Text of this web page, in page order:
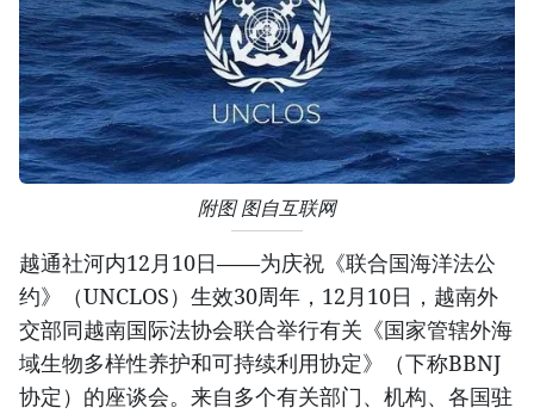
附图 图自互联网
越通社河内12月10日——为庆祝《联合国海洋法公
约》（UNCLOS）生效30周年，12月10日，越南外
交部同越南国际法协会联合举行有关《国家管辖外海
域生物多样性养护和可持续利用协定》（下称BBNJ
协定）的座谈会。来自多个有关部门、机构、各国驻